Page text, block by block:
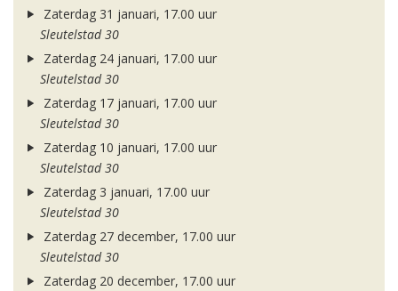
Zaterdag 31 januari, 17.00 uur
Sleutelstad 30
Zaterdag 24 januari, 17.00 uur
Sleutelstad 30
Zaterdag 17 januari, 17.00 uur
Sleutelstad 30
Zaterdag 10 januari, 17.00 uur
Sleutelstad 30
Zaterdag 3 januari, 17.00 uur
Sleutelstad 30
Zaterdag 27 december, 17.00 uur
Sleutelstad 30
Zaterdag 20 december, 17.00 uur